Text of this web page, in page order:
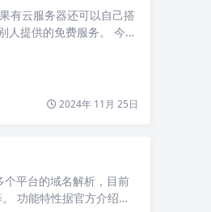
有云服务器还可以自己搭
人提供的免费服务。 今天
2024年 11月 25日
平台的域名解析，目前
功能特性据官方介绍